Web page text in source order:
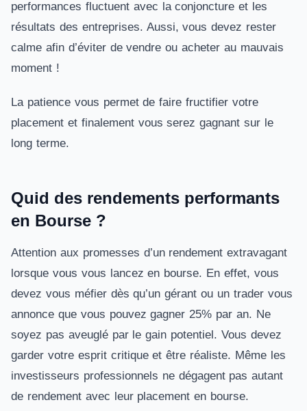
performances fluctuent avec la conjoncture et les
résultats des entreprises. Aussi, vous devez rester
calme afin d’éviter de vendre ou acheter au mauvais
moment !
La patience vous permet de faire fructifier votre
placement et finalement vous serez gagnant sur le
long terme.
Quid des rendements performants
en Bourse ?
Attention aux promesses d’un rendement extravagant
lorsque vous vous lancez en bourse. En effet, vous
devez vous méfier dès qu’un gérant ou un trader vous
annonce que vous pouvez gagner 25% par an. Ne
soyez pas aveuglé par le gain potentiel. Vous devez
garder votre esprit critique et être réaliste. Même les
investisseurs professionnels ne dégagent pas autant
de rendement avec leur placement en bourse.